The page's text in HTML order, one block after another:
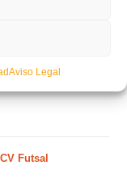
Aviso Legal
Futsal